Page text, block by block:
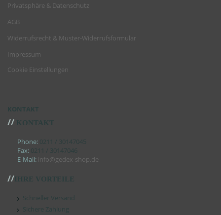
Privatsphäre & Datenschutz
AGB
Widerrufsrecht & Muster-Widerrufsformular
Impressum
Cookie Einstellungen
KONTAKT
// KONTAKT
Phone: 0211 / 30147045
Fax: 0211 / 30147046
E-Mail: info@gedex-shop.de
//IHRE VORTEILE
Schneller Versand
Sichere Zahlung